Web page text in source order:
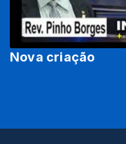
Nova criação